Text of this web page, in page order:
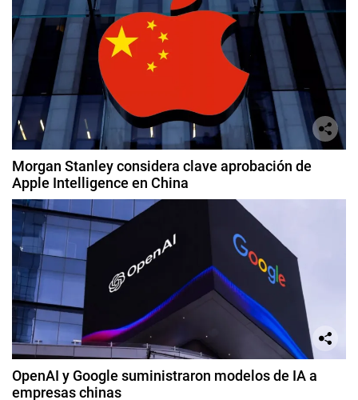
Morgan Stanley considera clave aprobación de
Apple Intelligence en China
OpenAI y Google suministraron modelos de IA a
empresas chinas